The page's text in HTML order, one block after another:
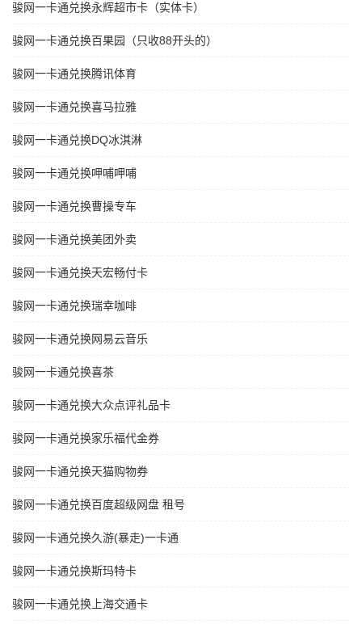
骏网一卡通兑换永辉超市卡（实体卡）
骏网一卡通兑换百果园（只收88开头的）
骏网一卡通兑换腾讯体育
骏网一卡通兑换喜马拉雅
骏网一卡通兑换DQ冰淇淋
骏网一卡通兑换呷哺呷哺
骏网一卡通兑换曹操专车
骏网一卡通兑换美团外卖
骏网一卡通兑换天宏畅付卡
骏网一卡通兑换瑞幸咖啡
骏网一卡通兑换网易云音乐
骏网一卡通兑换喜茶
骏网一卡通兑换大众点评礼品卡
骏网一卡通兑换家乐福代金券
骏网一卡通兑换天猫购物券
骏网一卡通兑换百度超级网盘 租号
骏网一卡通兑换久游(暴走)一卡通
骏网一卡通兑换斯玛特卡
骏网一卡通兑换上海交通卡